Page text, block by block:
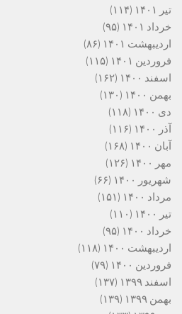
تیر ۱۴۰۱
(۱۱۴)
خرداد ۱۴۰۱
(۹۵)
اردیبهشت ۱۴۰۱
(۸۶)
فروردین ۱۴۰۱
(۱۱۵)
اسفند ۱۴۰۰
(۱۶۲)
بهمن ۱۴۰۰
(۱۳۰)
دی ۱۴۰۰
(۱۱۸)
آذر ۱۴۰۰
(۱۱۶)
آبان ۱۴۰۰
(۱۶۸)
مهر ۱۴۰۰
(۱۲۶)
شهریور ۱۴۰۰
(۶۶)
مرداد ۱۴۰۰
(۱۵۱)
تیر ۱۴۰۰
(۱۱۰)
خرداد ۱۴۰۰
(۹۵)
اردیبهشت ۱۴۰۰
(۱۱۸)
فروردین ۱۴۰۰
(۷۹)
اسفند ۱۳۹۹
(۱۳۷)
بهمن ۱۳۹۹
(۱۳۹)